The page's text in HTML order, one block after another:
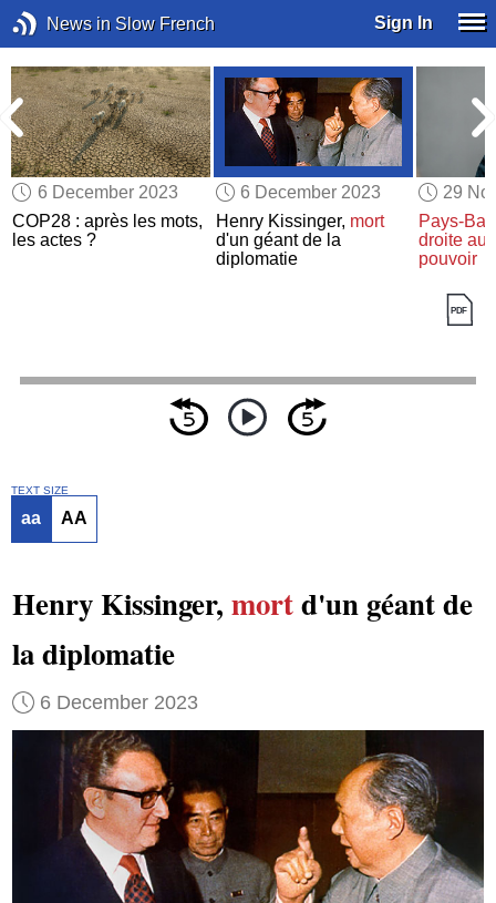
News in Slow French Sign In
6 December 2023
COP28 : après les mots,
les actes ?
6 December 2023
Henry Kissinger, mort
d'un géant de la
diplomatie
29
Pays-Bas
droite
pouvoir
TEXT SIZE
aa AA
Henry Kissinger, mortd'un géant de
la diplomatie
6 December 2023